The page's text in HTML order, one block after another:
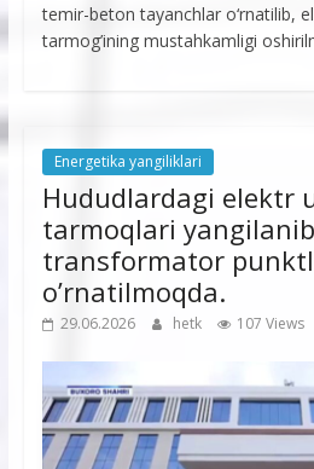
temir-beton tayanchlar o‘rnatilib,
tarmog’ining mustahkamligi
Energetika yangiliklari
Hududlardagi elektr
tarmoqlari
transformator
o’rnatilmoqda.
29.06.2026 hetk 107 Views